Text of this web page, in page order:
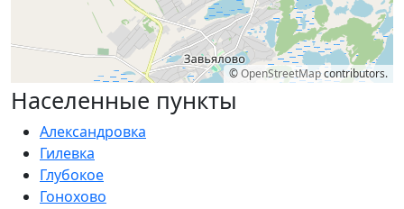
©OpenStreetMapcontributors.
Населенные пункты
Александровка
Гилевка
Глубокое
Гонохово